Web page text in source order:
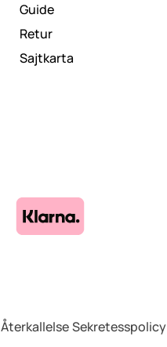
Guide
Retur
Sajtkarta
ÅterkallelseSekretesspolicy